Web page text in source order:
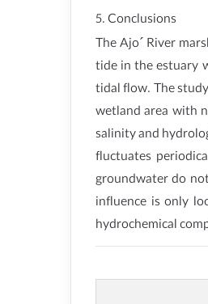
5. Conclusions
The Ajo´ River
tide in the estuary
tidal flow. The
wetland area with
salinity and
fluctuates
groundwater do
influence is only
hydrochemical